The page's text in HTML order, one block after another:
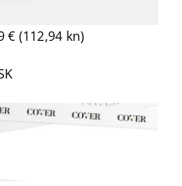
€ (112,94 kn)